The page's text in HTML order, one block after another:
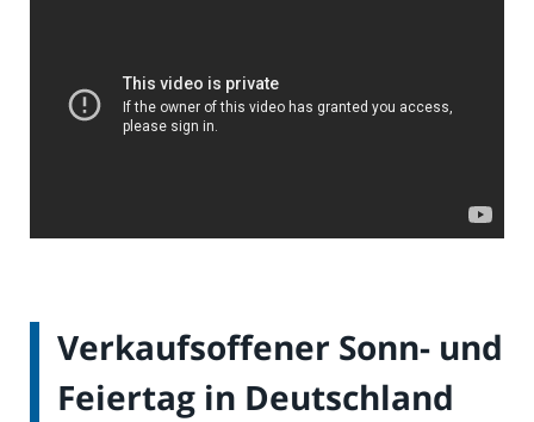
Verkaufsoffener Sonn- und
Feiertag in Deutschland